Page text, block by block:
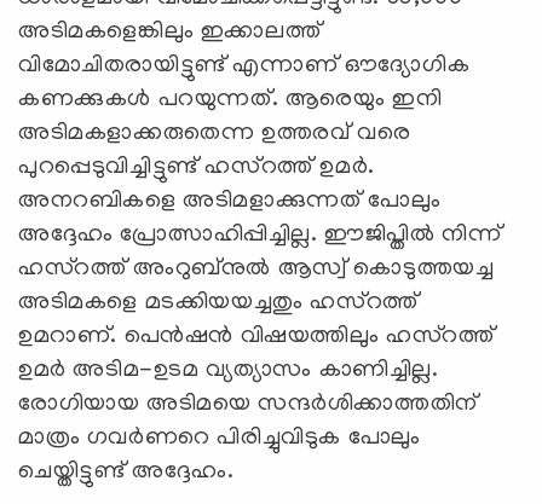
അടിമകളെങ്കിലും ഇക്കാലത്ത്
വിമോചിതരായിട്ടുണ്ട് എന്നാണ് ഔദ്യോഗിക
കണക്കുകള്‍ പറയുന്നത്. ആരെയും ഇനി
അടിമകളാക്കരുതെന്ന ഉത്തരവ് വരെ
പുറപ്പെടുവിച്ചിട്ടുണ്ട് ഹസ്റത്ത് ഉമര്‍.
അനറബികളെ അടിമളാക്കുന്നത് പോലും
അദ്ദേഹം പ്രോത്സാഹിപ്പിച്ചില്ല. ഈജിപ്തില്‍ നിന്ന്
ഹസ്റത്ത് അംറുബ്നുല്‍ ആസ്വ് കൊടുത്തയച്ച
അടിമകളെ മടക്കിയയച്ചതും ഹസ്റത്ത്
ഉമറാണ്. പെന്‍ഷന്‍ വിഷയത്തിലും ഹസ്റത്ത്
ഉമര്‍ അടിമ-ഉടമ വ്യത്യാസം കാണിച്ചില്ല.
രോഗിയായ അടിമയെ സന്ദര്‍ശിക്കാത്തതിന്
മാത്രം ഗവര്‍ണറെ പിരിച്ചുവിടുക പോലും
ചെയ്തിട്ടുണ്ട് അദ്ദേഹം.